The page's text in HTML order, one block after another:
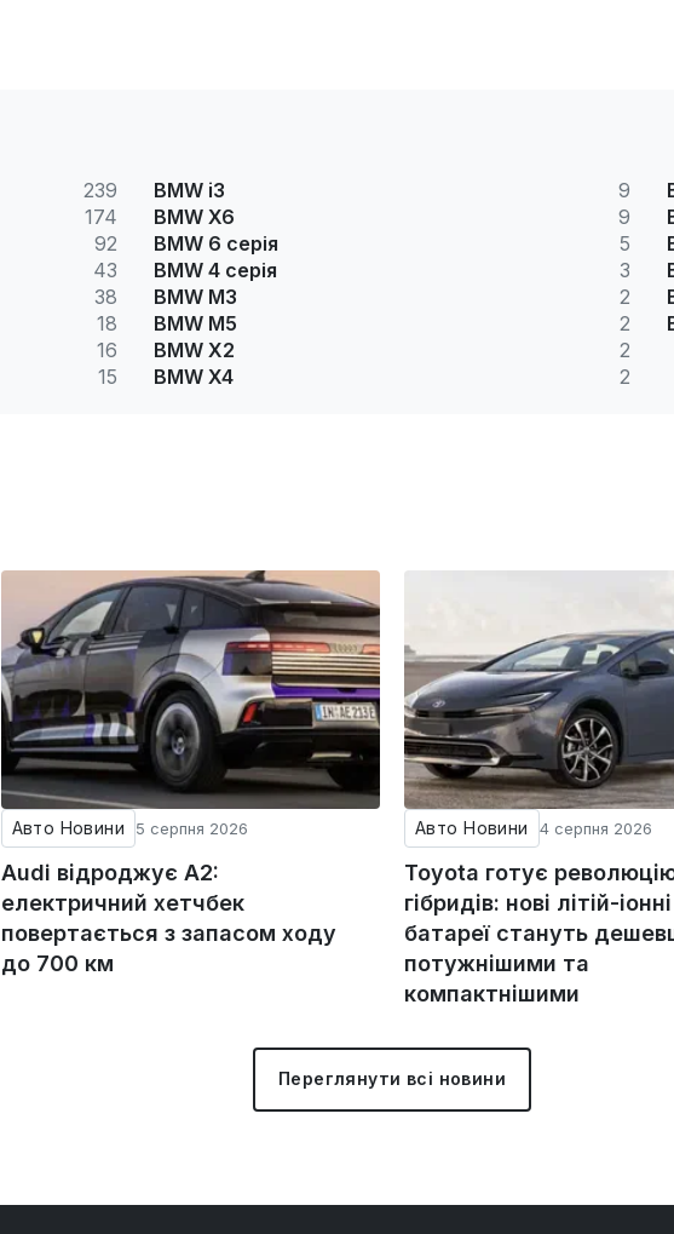
239
174
92
43
38
18
16
15
BMW i3
9
BMW X6
9
BMW 6 серія
5
BMW 4 серія
3
BMW M3
2
BMW M5
2
BMW X2
2
BMW X4
2
Авто Новини 5 серпня 2026
Audi відроджує A2:
електричний хетчбек
повертається з запасом ходу
до 700 км
Авто Новини 4 серпня 2026
Toyota готує
гібридів: нові літій-іонні
батареї стануть
потужнішими та
компактнішими
Переглянути всі новини